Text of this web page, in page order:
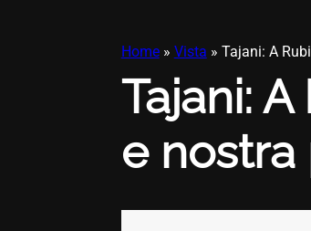
Home» Vista » Tajani: A
Tajani:
e nostra